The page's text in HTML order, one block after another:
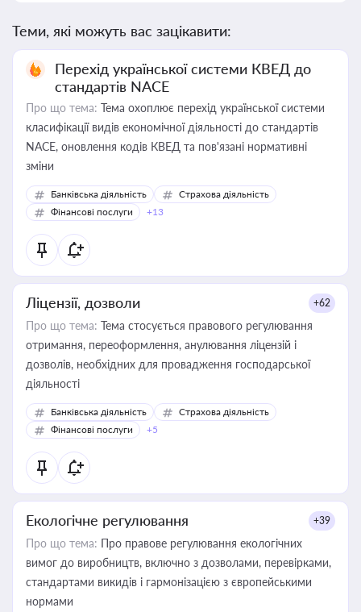
Теми, які можуть вас зацікавити:
Перехід української системи КВЕД до
стандартів NACE
Про що тема: Тема охоплює перехід української системи
класифікації видів економічної діяльності до стандартів
NACE, оновлення кодів КВЕД та пов'язані нормативні
зміни
Банківська діяльність
Страхова діяльність
Фінансові послуги
+13
Ліцензії, дозволи +62
Про що тема: Тема стосується правового регулювання
отримання, переоформлення, анулювання ліцензій і
дозволів, необхідних для провадження господарської
діяльності
Банківська діяльність
Страхова діяльність
Фінансові послуги
+5
Екологічне регулювання +39
Про що тема: Про правове регулювання екологічних
вимог до виробництв, включно з дозволами, перевірками,
стандартами викидів і гармонізацією з європейськими
нормами